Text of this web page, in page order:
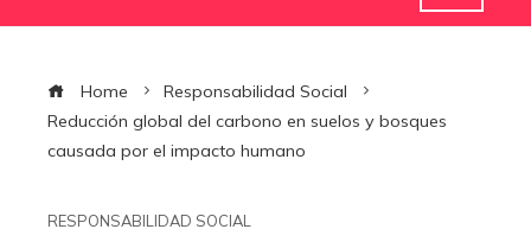
Home
Responsabilidad Social
Reducción global del carbono en suelos y bosques
causada por el impacto humano
RESPONSABILIDAD SOCIAL